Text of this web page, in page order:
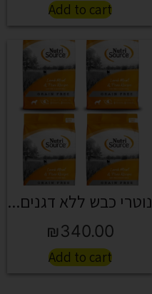
Add to cart
נוטרי כבש ללא דגנים...
₪340.00
Add to cart